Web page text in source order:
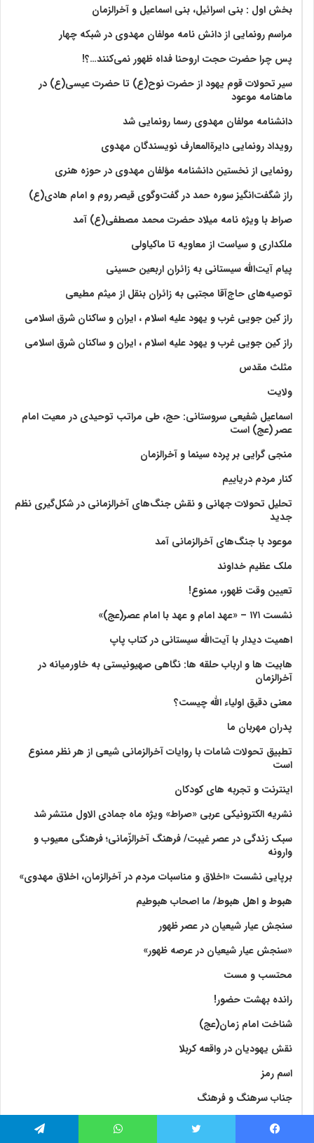
بخش اول : بنی اسرائیل، بنی اسماعیل و آخرالزمان
مراسم رونمایی از دانش نامه مولفان مهدوی در شبکه چهار
پس چرا حضرت حجت اروحنا فداه ظهور نمی‌کنند…؟!
سیر تحولات قوم یهود از حضرت نوح(ع) تا حضرت عیسی(ع) در
ماهنامه موعود
دانشنامه مولفان مهدوی رسما رونمایی شد
رویداد رونمایی دایرةالمعارف نویسندگان مهدوی
رونمایی از نخستین دانشنامه مؤلفان مهدوی در حوزه هنری
راز شگفت‌انگیز سوره حمد در گفت‌وگوی قیصر روم و امام هادی(ع)
صراط با ویژه نامه میلاد حضرت محمد مصطفی(ع) آمد
ملکداری و سیاست از معاویه تا ماکیاولی
پیام آیت‌الله سیستانی به زائران اربعین حسینی
توصیه‌های حاج‌آقا مجتبی به زائران بنقل از میثم مطیعی
راز کین جویی غرب و یهود علیه اسلام ، ایران و ساکنان شرق اسلامی
راز کین جویی غرب و یهود علیه اسلام ، ایران و ساکنان شرق اسلامی
مثلث مقدس
ولايت‏
اسماعیل شفیعی سروستانی: حج، طی مراتب توحیدی در معیت امام
عصر (عج) است
منجی گرایی بر پرده سینما و آخرالزمان
کنار مردم دریاییم
تحلیل تحولات جهانی و نقش جنگ‌های آخرالزمانی در شکل‌گیری نظم
جدید
موعود با جنگ‌های آخرالزمانی آمد
ملک عظیم خداوند
تعیین وقت ظهور، ممنوع!
نشست ۱۷۱ – «عهد امام و عهد با امام عصر(عج)»
اهمیت دیدار با آیت‌الله سیستانی در کتاب پاپ
هابیت ها و ارباب حلقه ها: نگاهی صهیونیستی به خاورمیانه در
آخرالزمان
معنی دقیق اولیاء الله چیست؟
پدران مهربان ما
تطبیق تحولات شامات با روایات آخرالزمانی شیعی از هر نظر ممنوع
است
اینترنت و تجربه های کودکان
نشریه الکترونیکی عربی «صراط» ویژه ماه جمادی الاول منتشر شد
سبک زندگی در عصر غیبت/ فرهنگ آخرالزّمانی؛ فرهنگی معیوب و
وارونه
برپایی نشست «اخلاق و مناسبات مردم در آخرالزمان، اخلاق مهدوی»
هبوط و اهل هبوط/ ما اصحاب هبوطیم
سنجش عیار شیعیان در عصر ظهور
«سنجش عیار شیعیان در عرصه ظهور»
محتسب و مست
رانده بهشت‌ حضور!
شناخت امام زمان(عج)
نقش یهودیان در واقعه کربلا
اسم رمز
جناب سرهنگ و فرهنگ
نشست ۱۶۴: لغزش‌های اعتقادی در عصر غیبت